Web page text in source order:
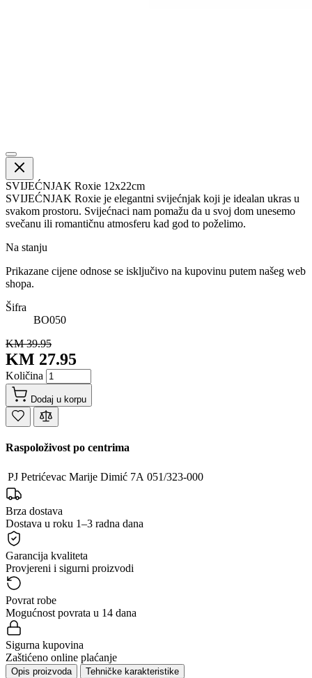
SVIJEĆNJAK Roxie 12x22cm
SVIJEĆNJAK Roxie je elegantni svijećnjak koji je idealan ukras u
svakom prostoru. Svijećnaci nam pomažu da u svoj dom unesemo
svečanu ili romantičnu atmosferu kad god to poželimo.
Na stanju
Prikazane cijene odnose se isključivo na kupovinu putem našeg web
shopa.
Šifra
BO050
KM 39.95
KM 27.95
Količina
Dodaj u korpu
Raspoloživost po centrima
PJ Petrićevac Marije Dimić 7A 051/323-000
Brza dostava
Dostava u roku 1–3 radna dana
Garancija kvaliteta
Provjereni i sigurni proizvodi
Povrat robe
Mogućnost povrata u 14 dana
Sigurna kupovina
Zaštićeno online plaćanje
Opis proizvoda
Tehničke karakteristike